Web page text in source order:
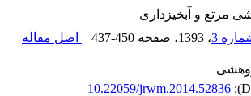
مرتع و آبخیزداری
، 1393 ، صفحه 437-450
اصل مقاله
10.22059/jrwm.2014.52836